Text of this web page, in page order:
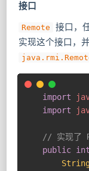
接口
Remote
接口，
实现这个接口，
import
import
// 实现了
public